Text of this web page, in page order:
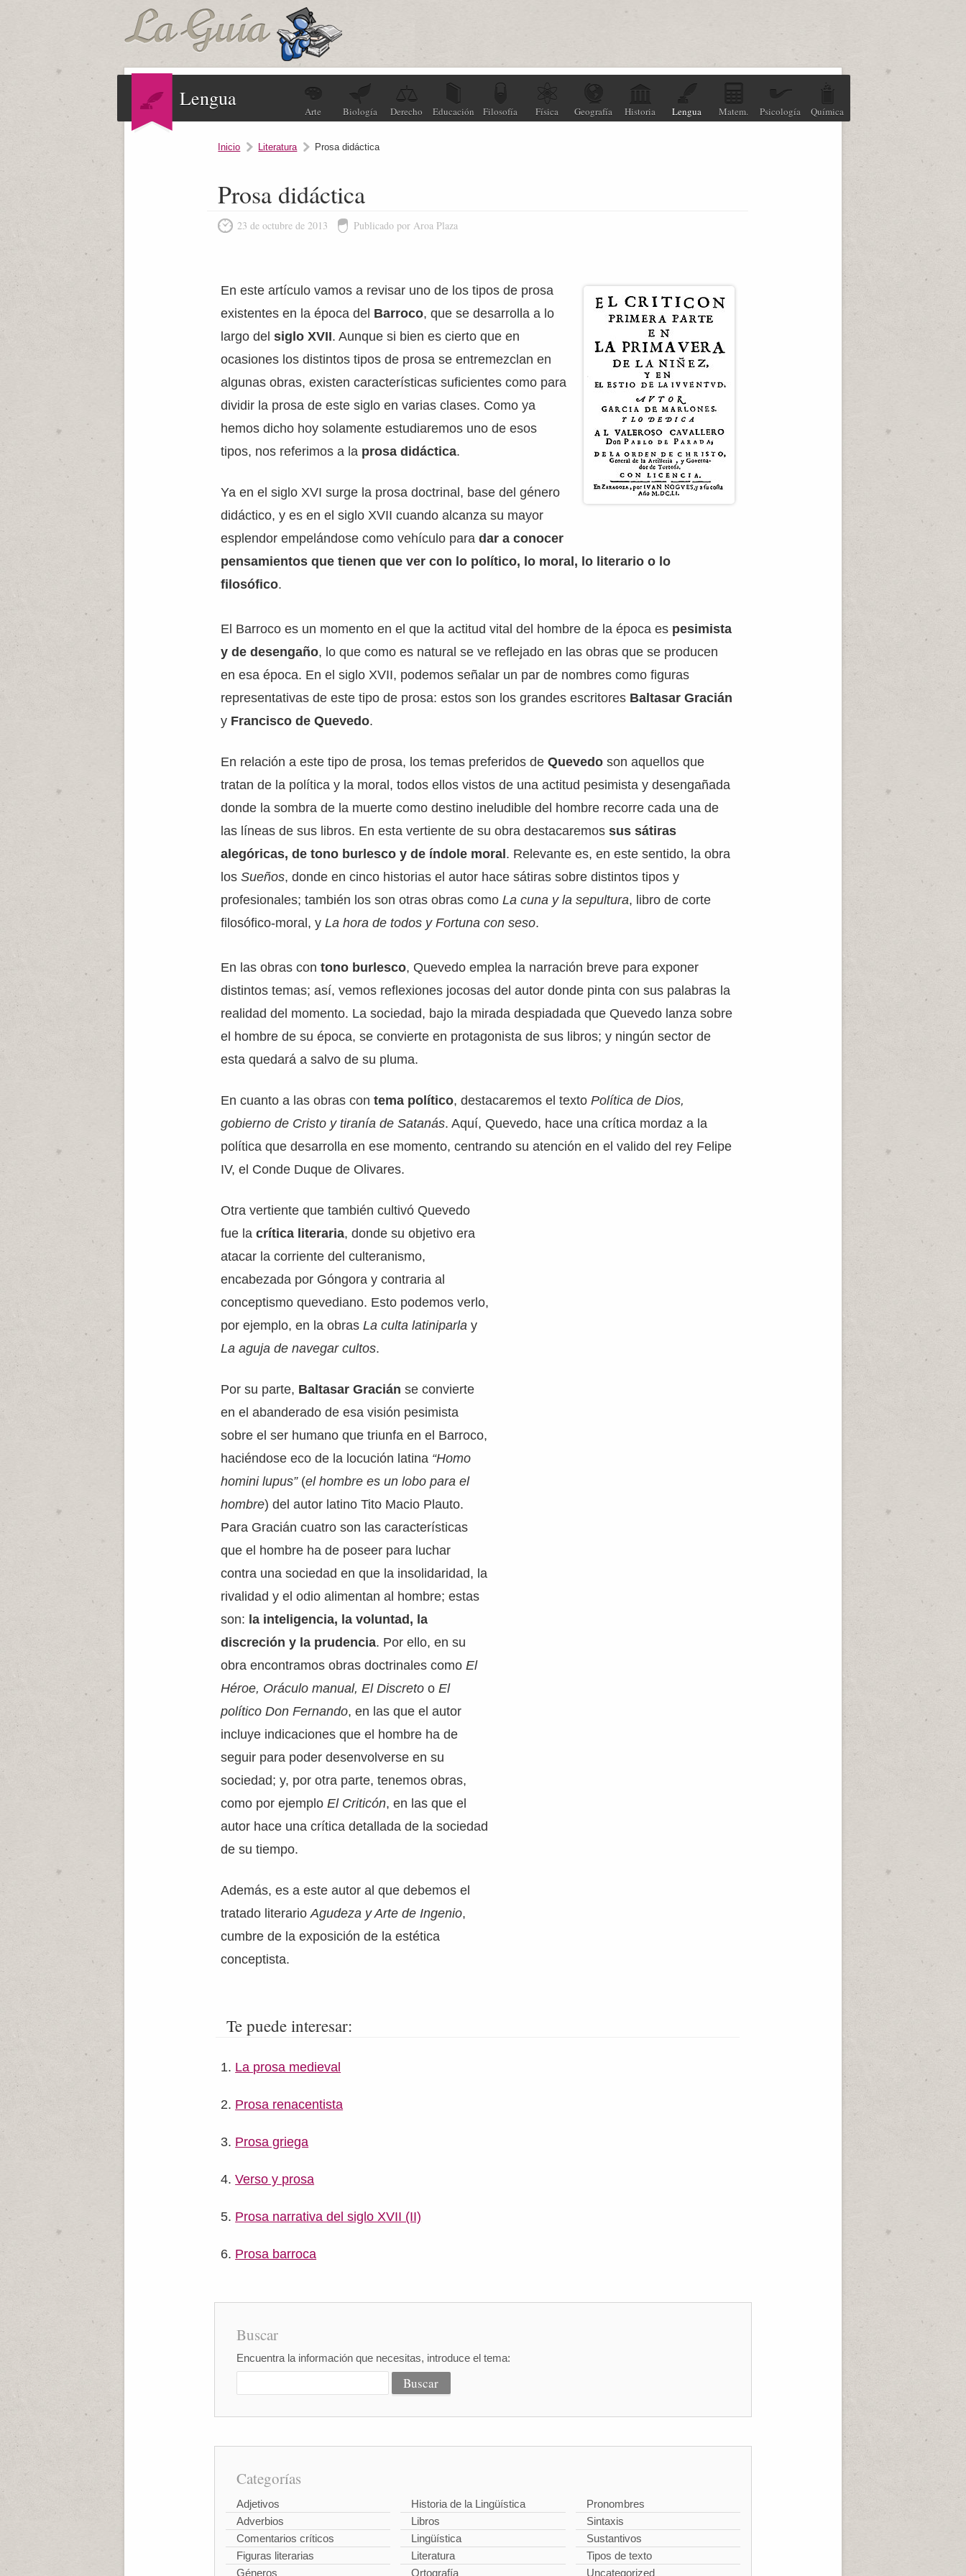
Lengua
Arte Biología Derecho Educación Filosofía Física Geografía Historia Lengua Matem. Psicología Química
Inicio Literatura Prosa didáctica
Prosa didáctica
23 de octubre de 2013 Publicado por Aroa Plaza
En este artículo vamos a revisar uno de los tipos de prosa
existentes en la época del Barroco, que se desarrolla a lo
largo delsiglo XVII. Aunque si bien es cierto que en
ocasiones los distintos tipos de prosa se entremezclan en
algunas obras, existen características suficientes como para
dividir la prosa de este siglo en varias clases. Como ya
hemos dicho hoy solamente estudiaremos uno de esos
tipos, nos referimos a la prosa didáctica.
Ya en el siglo XVI surge la prosa doctrinal, base del género
didáctico, y es en el siglo XVII cuando alcanza su mayor
esplendor empelándose como vehículo paradar a conocer
pensamientos que tienen que ver con lo político, lo moral, lo literario o lo
filosófico.
El Barroco es un momento en el que la actitud vital del hombre de la época es pesimista
y de desengaño, lo que como es natural se ve reflejado en las obras que se producen
en esa época. En el siglo XVII, podemos señalar un par de nombres como figuras
representativas de este tipo de prosa: estos son los grandes escritores Baltasar Gracián
y Francisco de Quevedo.
En relación a este tipo de prosa, los temas preferidos deQuevedo son aquellos que
tratan de la política y la moral, todos ellos vistos de una actitud pesimista y desengañada
donde la sombra de la muerte como destino ineludible del hombre recorre cada una de
las líneas de sus libros. En esta vertiente de su obra destacaremossus sátiras
alegóricas, de tono burlesco y de índole moral . Relevante es, en este sentido, la obra
losSueños, donde en cinco historias el autor hace sátiras sobre distintos tipos y
profesionales; también los son otras obras comoLa cuna y la sepultura, libro de corte
filosófico-moral, yLa hora de todos y Fortuna con seso.
En las obras contono burlesco, Quevedo emplea la narración breve para exponer
distintos temas; así, vemos reflexiones jocosas del autor donde pinta con sus palabras la
realidad del momento. La sociedad, bajo la mirada despiadada que Quevedo lanza sobre
el hombre de su época, se convierte en protagonista de sus libros; y ningún sector de
esta quedará a salvo de su pluma.
En cuanto a las obras contema político, destacaremos el textoPolítica de Dios,
gobierno de Cristo y tiranía de Satanás. Aquí, Quevedo, hace una crítica mordaz a la
política que desarrolla en ese momento, centrando su atención en el valido del rey Felipe
IV, el Conde Duque de Olivares.
Otra vertiente que también cultivó Quevedo
fue lacrítica literaria, donde su objetivo era
atacar la corriente del culteranismo,
encabezada por Góngora y contraria al
conceptismo quevediano. Esto podemos verlo,
por ejemplo, en la obrasLa culta latiniparlay
La aguja de navegar cultos.
Por su parte, Baltasar Graciánse convierte
en el abanderado de esa visión pesimista
sobre el ser humano que triunfa en el Barroco,
haciéndose eco de la locución latina “Homo
homini lupus”(el hombre es un lobo para el
hombre) del autor latino Tito Macio Plauto.
Para Gracián cuatro son las características
que el hombre ha de poseer para luchar
contra una sociedad en que la insolidaridad, la
rivalidad y el odio alimentan al hombre; estas
son: la inteligencia, la voluntad, la
discreción y la prudencia. Por ello, en su
obra encontramos obras doctrinales comoEl
Héroe, Oráculo manual, El DiscretooEl
político Don Fernando, en las que el autor
incluye indicaciones que el hombre ha de
seguir para poder desenvolverse en su
sociedad; y, por otra parte, tenemos obras,
como por ejemplo El Criticón, en las que el
autor hace una crítica detallada de la sociedad
de su tiempo.
Además, es a este autor al que debemos el
tratado literarioAgudeza y Arte de Ingenio,
cumbre de la exposición de la estética
conceptista.
Te puede interesar:
La prosa medieval
Prosa renacentista
Prosa griega
Verso y prosa
Prosa narrativa del siglo XVII (II)
Prosa barroca
Buscar
Encuentra la información que necesitas, introduce el tema:
Categorías
Adjetivos
Adverbios
Comentarios críticos
Figuras literarias
Géneros
Historia de la Lingüística
Libros
Lingüística
Literatura
Ortografía
Pronombres
Sintaxis
Sustantivos
Tipos de texto
Uncategorized